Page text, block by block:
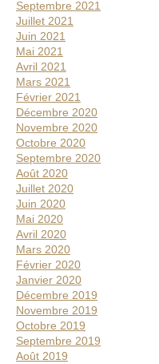
Septembre 2021
Juillet 2021
Juin 2021
Mai 2021
Avril 2021
Mars 2021
Février 2021
Décembre 2020
Novembre 2020
Octobre 2020
Septembre 2020
Août 2020
Juillet 2020
Juin 2020
Mai 2020
Avril 2020
Mars 2020
Février 2020
Janvier 2020
Décembre 2019
Novembre 2019
Octobre 2019
Septembre 2019
Août 2019